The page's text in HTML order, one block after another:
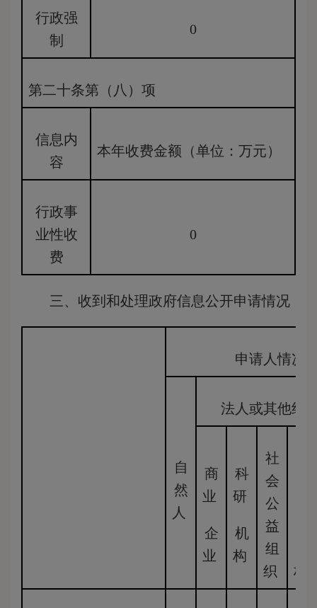
行政强
制
0
第二十条第（八）项
信息内
容
本年收费金额（单位：万元）
行政事
业性收
费
0
三、收到和处理政府信息公开申请情况
申请人情况
自
然
人
法人或其他组
商
业
企
业
科
研
机
构
社
会
公
益
组
织
构